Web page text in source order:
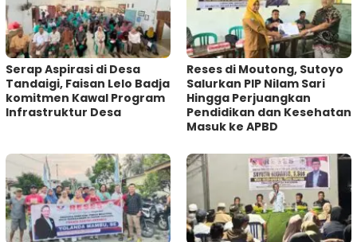
Serap Aspirasi di Desa
Tandaigi, Faisan Lelo Badja
komitmen Kawal Program
Infrastruktur Desa
Reses di Moutong, Sutoyo
Salurkan PIP Nilam Sari
Hingga Perjuangkan
Pendidikan dan Kesehatan
Masuk ke APBD